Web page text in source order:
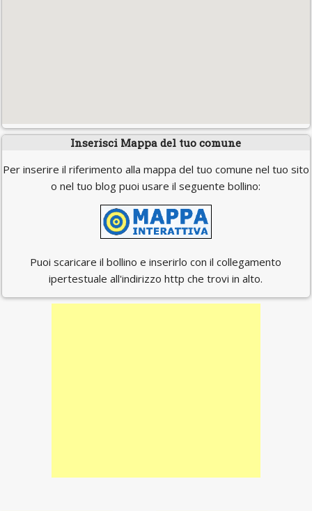
Inserisci Mappa del tuo comune
Per inserire il riferimento alla mappa del tuo comune nel tuo sito
o nel tuo blog puoi usare il seguente bollino:
Puoi scaricare il bollino e inserirlo con il collegamento
ipertestuale all'indirizzo http che trovi in alto.